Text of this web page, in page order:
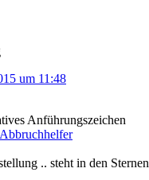
um 11:48
.. steht in den Sternen